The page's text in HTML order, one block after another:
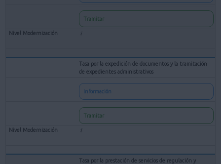
Tramitar
Tasa por la expedición de documentos y la tramitación
de expedientes administrativos
Información
Tramitar
Tasa por la prestación de servicios de regulación y